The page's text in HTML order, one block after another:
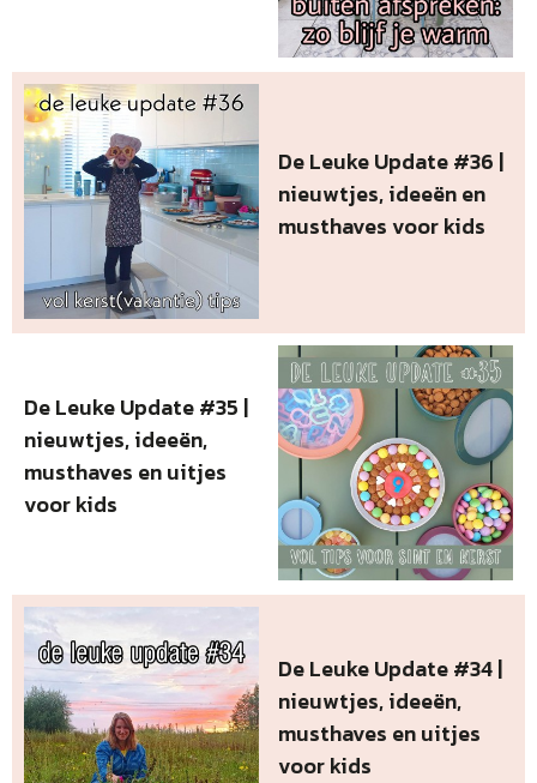
De Leuke Update #36 |
nieuwtjes, ideeën en
musthaves voor kids
De Leuke Update #35 |
nieuwtjes, ideeën,
musthaves en uitjes
voor kids
De Leuke Update #34 |
nieuwtjes, ideeën,
musthaves en uitjes
voor kids